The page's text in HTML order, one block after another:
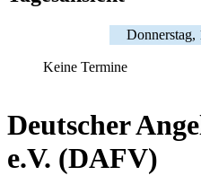
Donnerstag,
Keine Termine
Deutscher
e.V. (DAFV)